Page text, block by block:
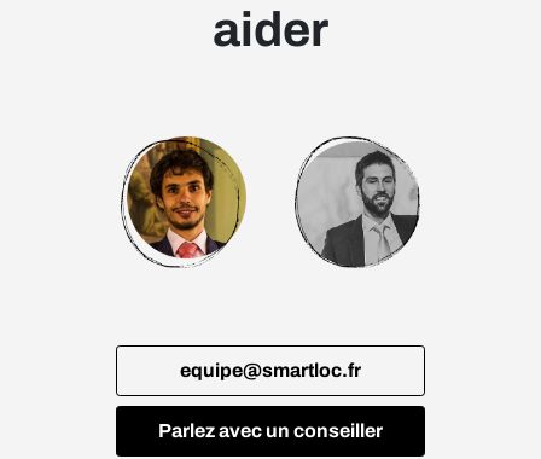
aider
equipe@smartloc.fr
Parlez avec un conseiller